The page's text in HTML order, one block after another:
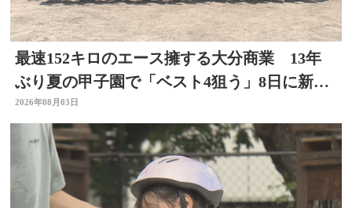
最速152キロのエース擁する大分商業 13年
ぶり夏の甲子園で「ベスト4狙う」8日に新潟
代表と対戦
2026年08月03日